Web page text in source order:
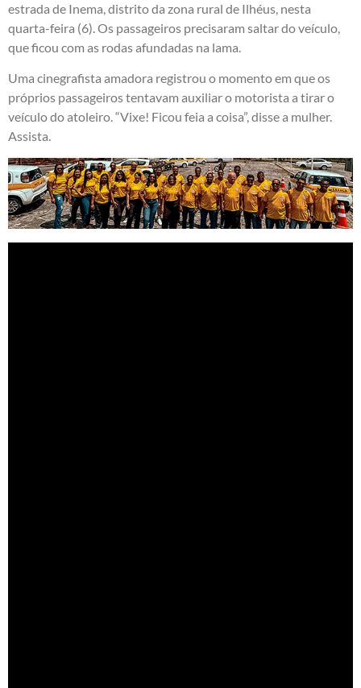
estrada de Inema, distrito da zona rural de Ilhéus, nesta
quarta-feira (6). Os passageiros precisaram saltar do veículo,
que ficou com as rodas afundadas na lama.
Uma cinegrafista amadora registrou o momento em que os
próprios passageiros tentavam auxiliar o motorista a tirar o
veículo do atoleiro. “Vixe! Ficou feia a coisa”, disse a mulher.
Assista.